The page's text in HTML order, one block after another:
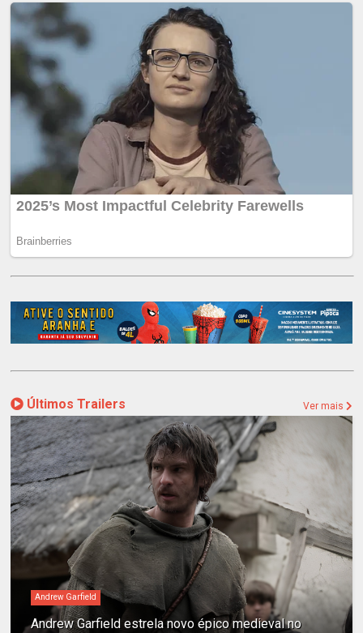
Últimos Trailers Ver mais
Andrew Garfield
Andrew Garfield estrela novo épico medieval no